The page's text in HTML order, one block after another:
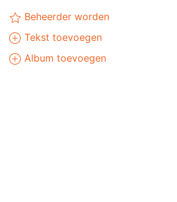
Beheerder worden
Tekst toevoegen
Album toevoegen